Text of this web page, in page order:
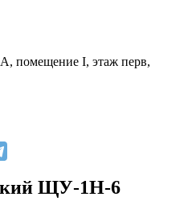
помещение I, этаж перв,
ЩУ-1Н-6